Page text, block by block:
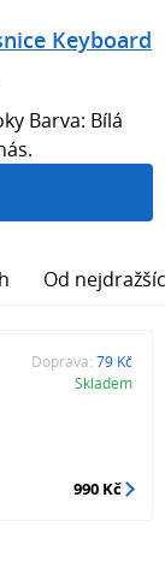
Keyboard
Barva: Bílá
Od
Doprava: 79 Kč
Skladem
990 Kč